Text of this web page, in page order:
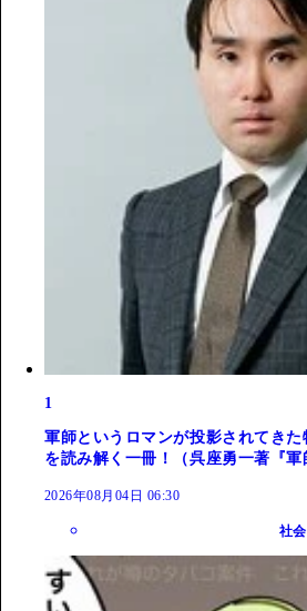
1
軍師というロマンが投影されてき
を読み解く一冊！（呉座勇一著『軍
2026年08月04日 06:30
社会